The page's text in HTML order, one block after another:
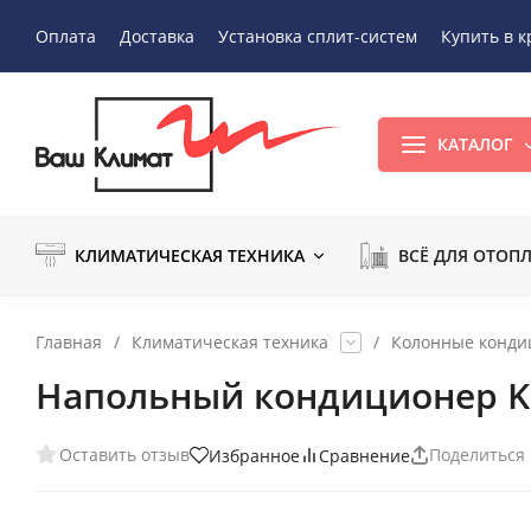
Оплата Доставка Установка сплит-систем Купить в
КАТАЛОГ
КЛИМАТИЧЕСКАЯ ТЕХНИКА ВСЁ ДЛЯ
Главная / Климатическая техника / Колонные
Напольный кондиционер
Оставить отзыв Избранное Сравнение Поделиться